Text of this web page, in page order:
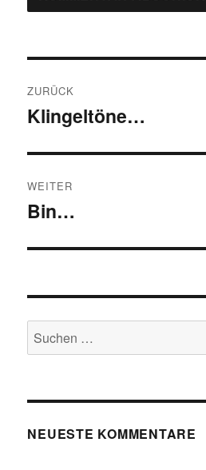
ZURÜCK
Vorheriger
Klingeltöne…
WEITER
Nächster
Bin…
Suchen
nach:
NEUESTE KOMMENTARE